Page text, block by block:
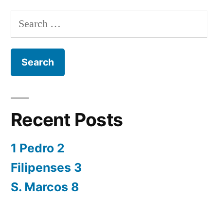
Search
for:
Recent Posts
1 Pedro 2
Filipenses 3
S. Marcos 8